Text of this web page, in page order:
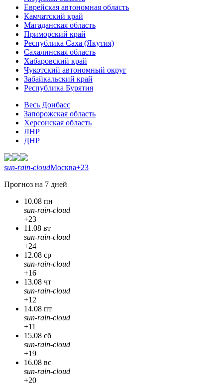
Еврейская автономная область
Камчатский край
Магаданская область
Приморский край
Республика Саха (Якутия)
Сахалинская область
Хабаровский край
Чукотский автономный округ
Забайкальский край
Республика Бурятия
Весь Донбасс
Запорожская область
Херсонская область
ЛНР
ДНР
sun-rain-cloudМосква+23
Прогноз на 7 дней
10.08 пн
sun-rain-cloud
+23
11.08 вт
sun-rain-cloud
+24
12.08 ср
sun-rain-cloud
+16
13.08 чт
sun-rain-cloud
+12
14.08 пт
sun-rain-cloud
+11
15.08 сб
sun-rain-cloud
+19
16.08 вс
sun-rain-cloud
+20